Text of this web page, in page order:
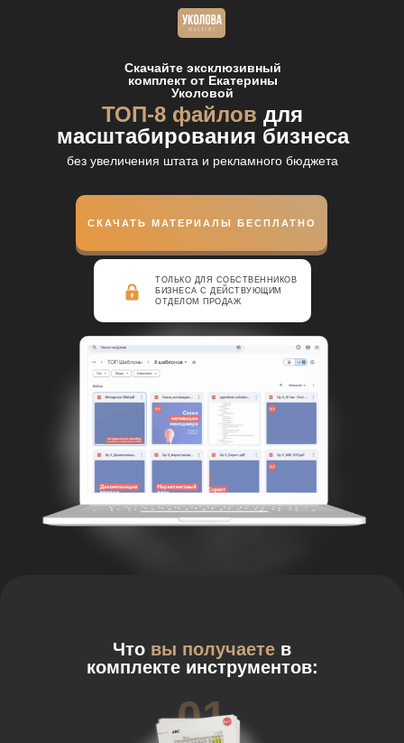
СКАЧАТЬ МАТЕРИАЛЫ БЕСПЛАТНО
Скачайте эксклюзивный
комплект от Екатерины
Уколовой
ТОП-8 файлов для
масштабирования бизнеса
без увеличения штата и рекламного бюджета
ТОЛЬКО ДЛЯ СОБСТВЕННИКОВ
БИЗНЕСА С ДЕЙСТВУЮЩИМ
ОТДЕЛОМ ПРОДАЖ
Что вы получаете в
комплекте инструментов:
01